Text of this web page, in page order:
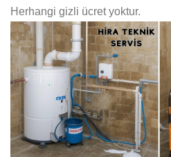
Herhangi gizli ücret yoktur.